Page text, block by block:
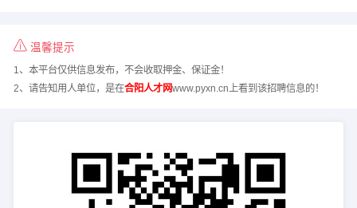
温馨提示
1、本平台仅供信息发布，不会收取押金、保证金！
2、请告知用人单位，是在合阳人才网www.pyxn.cn上看到该招聘信息的！